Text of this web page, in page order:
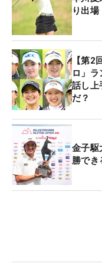
かなか結果を残せ
は、馬場咲希と組
「ダウ選手権」以
11月「ロッテ選手
といけない。
そんな上り調子の
出場することがで
ューセッツ州での
場権を勝ち取った
そうに見えて意外
り出
【第2
ロ」
話し上
だ？
金子駆
勝で